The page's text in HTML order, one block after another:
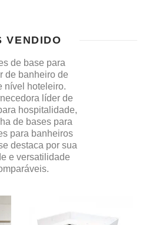
VENDIDO
de base para
de banheiro de
nível hoteleiro.
líder de
hospitalidade,
de bases para
para banheiros
destaca por sua
e versatilidade